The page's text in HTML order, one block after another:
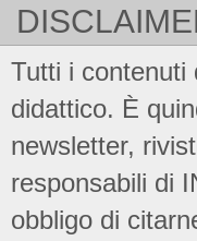
Tutti i contenuti
didattico. È
newsletter,
responsabili di
obbligo di